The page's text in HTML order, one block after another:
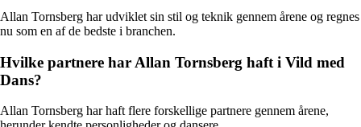
Allan Tornsberg har udviklet sin stil og teknik gennem årene og regnes
nu som en af de bedste i branchen.
Hvilke partnere har Allan Tornsberg haft i Vild med
Dans?
Allan Tornsberg har haft flere forskellige partnere gennem årene,